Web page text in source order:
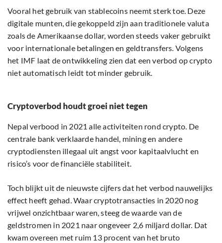
Vooral het gebruik van stablecoins neemt sterk toe. Deze
digitale munten, die gekoppeld zijn aan traditionele valuta
zoals de Amerikaanse dollar, worden steeds vaker gebruikt
voor internationale betalingen en geldtransfers. Volgens
het IMF laat de ontwikkeling zien dat een verbod op crypto
niet automatisch leidt tot minder gebruik.
Cryptoverbod houdt groei niet tegen
Nepal verbood in 2021 alle activiteiten rond crypto. De
centrale bank verklaarde handel, mining en andere
cryptodiensten illegaal uit angst voor kapitaalvlucht en
risico’s voor de financiële stabiliteit.
Toch blijkt uit de nieuwste cijfers dat het verbod nauwelijks
effect heeft gehad. Waar cryptotransacties in 2020 nog
vrijwel onzichtbaar waren, steeg de waarde van de
geldstromen in 2021 naar ongeveer 2,6 miljard dollar. Dat
kwam overeen met ruim 13 procent van het bruto